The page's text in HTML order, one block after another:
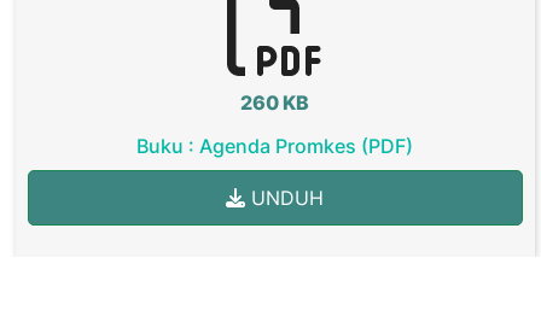
260 KB
Buku : Agenda Promkes (PDF)
UNDUH